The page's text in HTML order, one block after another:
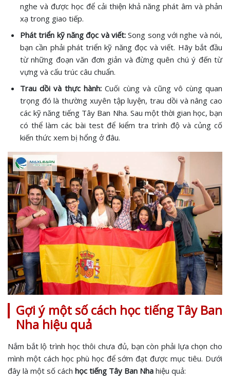
nghe và được học để cải thiện khả năng phát âm và phản
xạ trong giao tiếp.
Phát triển kỹ năng đọc và viết:Song song với nghe và nói,
bạn cần phải phát triển kỹ năng đọc và viết. Hãy bắt đầu
từ những đoạn văn đơn giản và đừng quên chú ý đến từ
vựng và cấu trúc câu chuẩn.
Trau dồi và thực hành: Cuối cùng và cũng vô cùng quan
trọng đó là thường xuyên tập luyện, trau dồi và nâng cao
các kỹ năng tiếng Tây Ban Nha. Sau một thời gian học, bạn
có thể làm các bài test để kiểm tra trình độ và củng cố
kiến thức xem bị hổng ở đâu.
Gợi ý một số cách học tiếng Tây Ban
Nha hiệu quả
Nắm bắt lộ trình học thôi chưa đủ, bạn còn phải lựa chọn cho
mình một cách học phù học để sớm đạt được mục tiêu. Dưới
đây là một số cách học tiếng Tây Ban Nha hiệu quả: